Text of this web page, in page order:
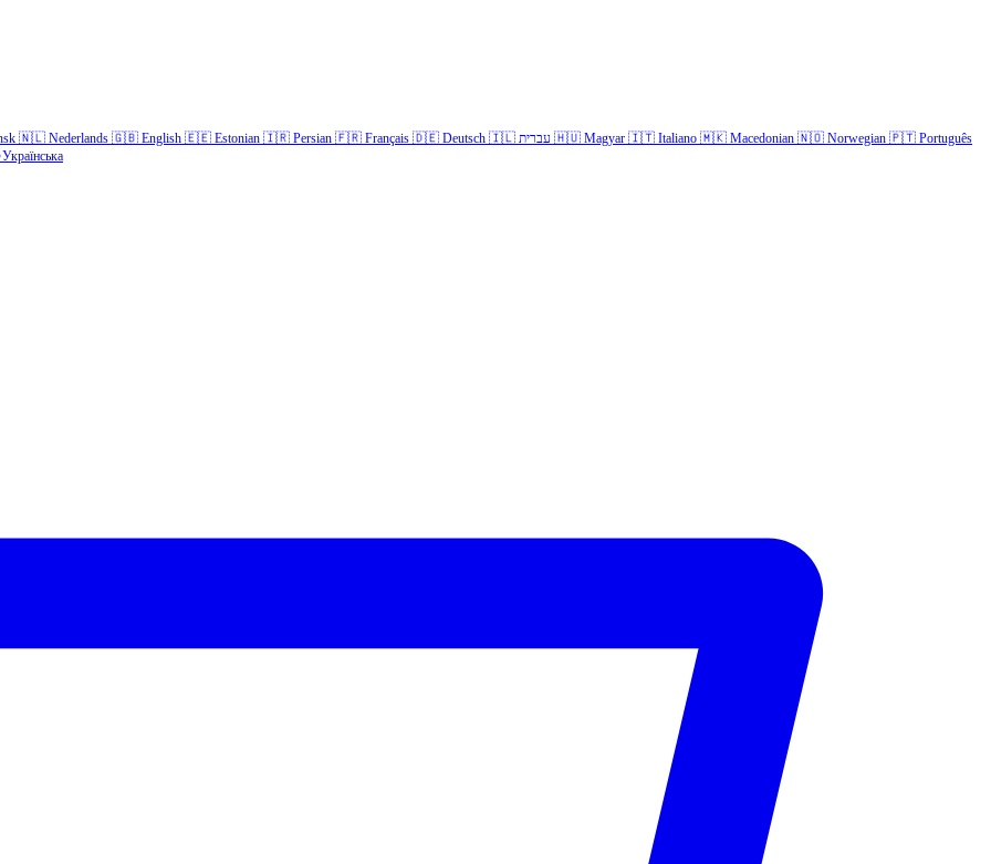
🇳🇱 Nederlands 🇬🇧 English 🇪🇪 Estonian 🇮🇷 Persian 🇫🇷 Français 🇩🇪 Deutsch 🇮🇱 עברית 🇭🇺 Magyar 🇮🇹 Italiano 🇲🇰 Macedonian 🇳🇴 Norwegian 🇵🇹 Português
Українська